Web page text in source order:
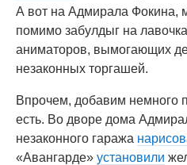
А вот на Адмирала Фокина,
помимо забулдыг на
аниматоров, вымогающих
незаконных торгашей.
Впрочем, добавим немного
есть. Во дворе дома
незаконного гаража
«Авангарде» установили